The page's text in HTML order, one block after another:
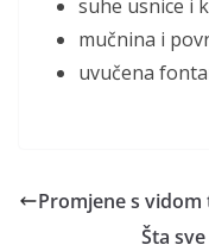
suhe usnice i
mučnina i
uvučena
Promjene s
Šta